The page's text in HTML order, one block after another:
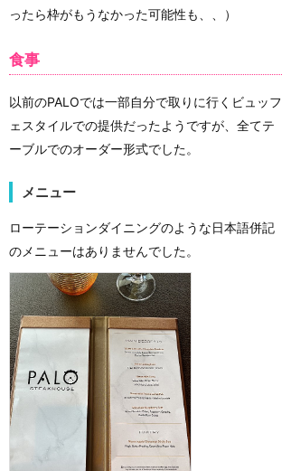
ったら枠がもうなかった可能性も、、）
食事
以前のPALOでは一部自分で取りに行くビュッフ
ェスタイルでの提供だったようですが、全てテ
ーブルでのオーダー形式でした。
メニュー
ローテーションダイニングのような日本語併記
のメニューはありませんでした。